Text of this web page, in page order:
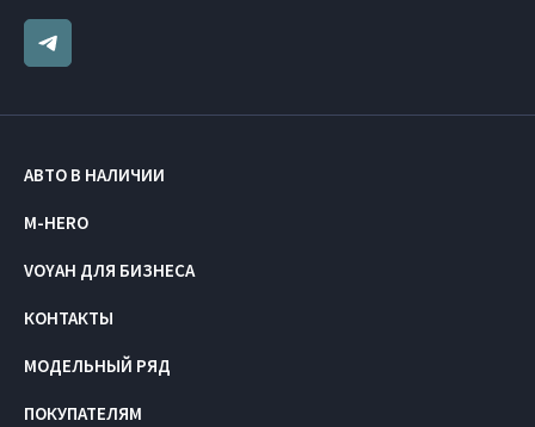
АВТО В НАЛИЧИИ
M-HERO
VOYAH ДЛЯ БИЗНЕСА
КОНТАКТЫ
МОДЕЛЬНЫЙ РЯД
ПОКУПАТЕЛЯМ